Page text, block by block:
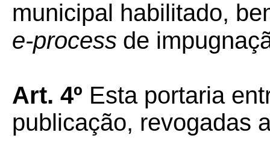
municipal habilitado,
e-process de
Art. 4º Esta portaria
publicação, revogadas